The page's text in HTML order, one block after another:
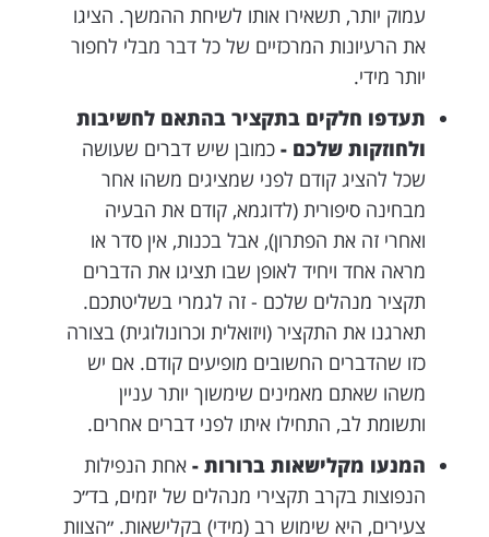
עמוק יותר, תשאירו אותו לשיחת ההמשך. הציגו
את הרעיונות המרכזיים של כל דבר מבלי לחפור
יותר מידי.
תעדפו חלקים בתקציר בהתאם לחשיבות
ולחוזקות שלכם - כמובן שיש דברים שעושה
שכל להציג קודם לפני שמציגים משהו אחר
מבחינה סיפורית (לדוגמא, קודם את הבעיה
ואחרי זה את הפתרון), אבל בכנות, אין סדר או
מראה אחד ויחיד לאופן שבו תציגו את הדברים
תקציר מנהלים שלכם - זה לגמרי בשליטתכם.
תארגנו את התקציר (ויזואלית וכרונולוגית) בצורה
כזו שהדברים החשובים מופיעים קודם. אם יש
משהו שאתם מאמינים שימשוך יותר עניין
ותשומת לב, התחילו איתו לפני דברים אחרים.
המנעו מקלישאות ברורות - אחת הנפילות
הנפוצות בקרב תקצירי מנהלים של יזמים, בד״כ
צעירים, היא שימוש רב (מידי) בקלישאות. ״הצוות